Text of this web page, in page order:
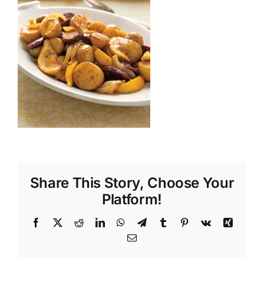
Shop
Tratamente naturale
Iubim fructele
Share This Story, Choose Your
Platform!
Facebook
X RedditLinkedInWhatsApp
TelegramTumblr Pinterest
Vk
Xing
Email